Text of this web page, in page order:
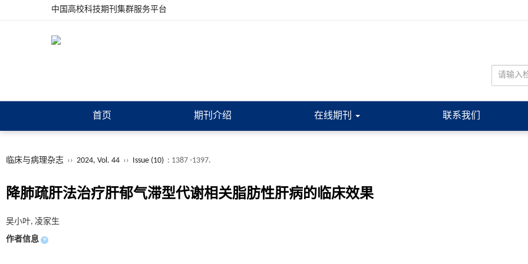
中国高校科技期刊集群服务平台
首页 期刊介绍 在线期刊 联系我们
临床与病理杂志 ›› 2024, Vol. 44 ›› Issue (10) : 1387 -1397.
降肺疏肝法治疗肝郁气滞型代谢相关脂肪性肝病的临床效果
吴小叶, 凌家生
作者信息 +